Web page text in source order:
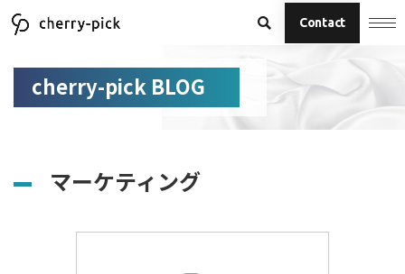
Contact
cherry-pick BLOG
マーケティング